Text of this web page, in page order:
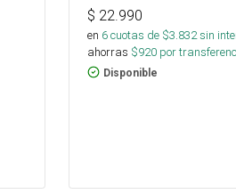
$ 22.990
en 6cuotas de $3.832sin
ahorras $920 por
Disponible